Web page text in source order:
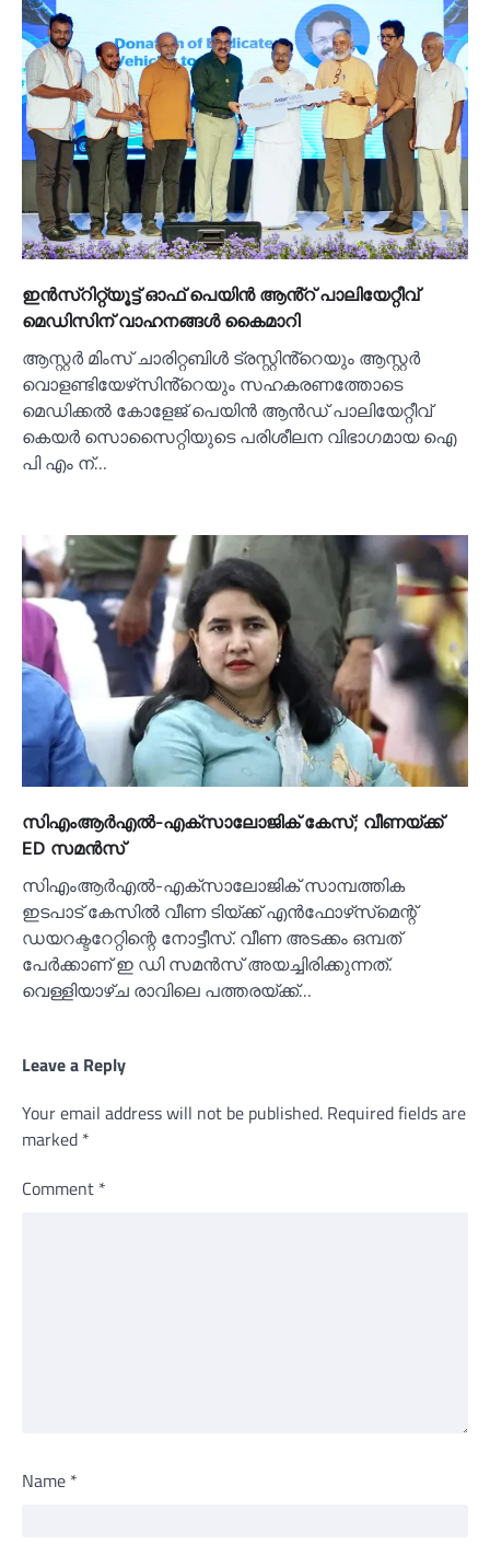
ഇൻസ്റിറ്റ്യൂട്ട് ഓഫ് പെയിൻ ആൻ്റ് പാലിയേറ്റീവ്
മെഡിസിന് വാഹനങ്ങൾ കൈമാറി
ആസ്റ്റർ മിംസ് ചാരിറ്റബിൾ ട്രസ്റ്റിൻ്റെയും ആസ്റ്റർ
വൊളണ്ടിയേഴ്‌സിൻ്റെയും സഹകരണത്തോടെ
മെഡിക്കൽ കോളേജ് പെയിൻ ആൻഡ് പാലിയേറ്റീവ്
കെയർ സൊസൈറ്റിയുടെ പരിശീലന വിഭാഗമായ ഐ
പി എം ന്…
സിഎംആര്‍എല്‍-എക്‌സാലോജിക് കേസ്; വീണയ്ക്ക്
ED സമന്‍സ്
സിഎംആര്‍എല്‍-എക്‌സാലോജിക് സാമ്പത്തിക
ഇടപാട് കേസില്‍ വീണ ടിയ്ക്ക് എന്‍ഫോഴ്‌സ്‌മെന്റ്
ഡയറക്ടറേറ്റിന്റെ നോട്ടീസ്. വീണ അടക്കം ഒമ്പത്
പേര്‍ക്കാണ് ഇ ഡി സമന്‍സ് അയച്ചിരിക്കുന്നത്.
വെള്ളിയാഴ്ച രാവിലെ പത്തരയ്ക്ക്…
Leave a Reply
Your email address will not be published. Required fields are
marked *
Comment *
Name *